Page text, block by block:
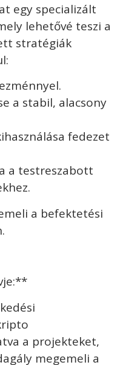
egy specializált
lehetővé teszi a
stratégiák
a stabil, alacsony
fedezet
a testreszabott
a befektetési
a projekteket,
megemeli a